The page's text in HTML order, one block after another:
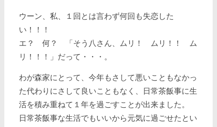
ウーン、私、１回とは言わず何回も失恋した
い！！！
エ？ 何？ 「そう八さん、ムリ！ ムリ！！ ム
リ！！！」だって・・・。
わが森家にとって、今年もさして悪いこともなかっ
た代わりにさして良いこともなく、日常茶飯事に生
活を積み重ねて１年を過ごすことが出来ました。
日常茶飯事な生活でもいいから元気に過ごせたとい